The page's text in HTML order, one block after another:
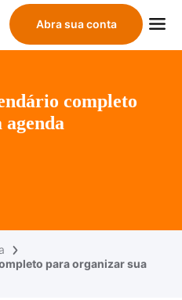
Abra sua conta
completo
para organizar sua